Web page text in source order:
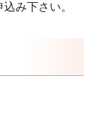
み下さい。